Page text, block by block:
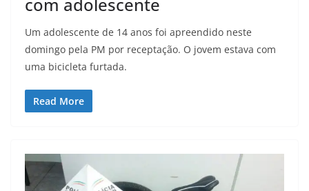
com adolescente
Um adolescente de 14 anos foi apreendido neste
domingo pela PM por receptação. O jovem estava com
uma bicicleta furtada.
Read More